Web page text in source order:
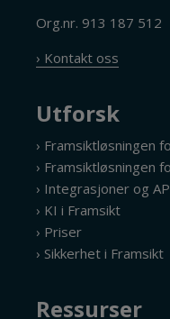
Org.nr. 913 187 512
› Kontakt oss
Utforsk
› Framsiktløsningen
› Framsiktløsningen
› Integrasjoner og
› KI i Framsikt
› Priser
› Sikkerhet i Framsikt
Ressurser